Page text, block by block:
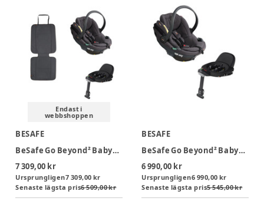
Endast i
webbshoppen
BESAFE
BeSafe Go Beyond² Babyskydd inkl. bas & sparkskydd - Dark Grey Mélange
7 309,00 kr
Ursprungligen7 309,00 kr
Senaste lägsta pris6 509,00 kr
BESAFE
BeSafe Go Beyond² Babyskydd inkl bas - Dark Grey Mélange
6 990,00 kr
Ursprungligen6 990,00 kr
Senaste lägsta pris5 545,00 kr